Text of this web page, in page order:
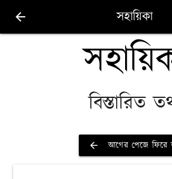
arrow_back সহায়িকা
বিস্তারিত
arrow_back আগের পেজে ফিরে